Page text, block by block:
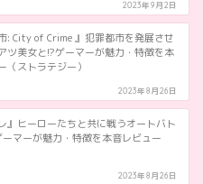
2023年9月2日
: City of Crime 』犯罪都市を発展させ
ツ美女と!?ゲーマーが魅力・特徴を本
（ストラテジー）
2023年8月26日
』ヒーローたちと共に戦うオートバト
ーマーが魅力・特徴を本音レビュー
2023年8月26日